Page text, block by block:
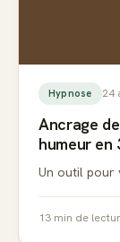
Hypnose 24
Ancrage
humeur en
Un outil pour
13 min de